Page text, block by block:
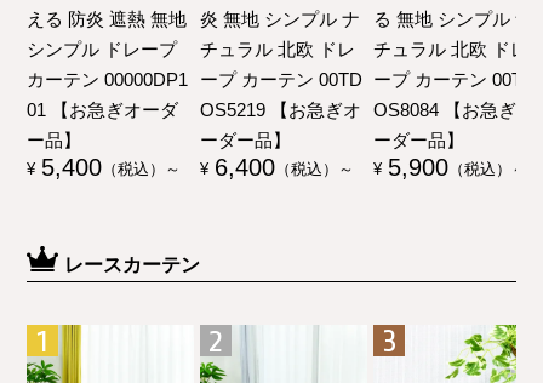
える 防炎 遮熱 無地
シンプル ドレープ
カーテン 00000DP1
01 【お急ぎオーダ
ー品】
¥ 5,400 （税込）～
炎 無地 シンプル ナ
チュラル 北欧 ドレ
ープ カーテン 00TD
OS5219 【お急ぎオ
ーダー品】
¥ 6,400 （税込）～
る 無地 シンプル ナ
チュラル 北欧 ドレ
ープ カーテン 00TD
OS8084 【お急ぎオ
ーダー品】
¥ 5,900 （税込）～
レースカーテン